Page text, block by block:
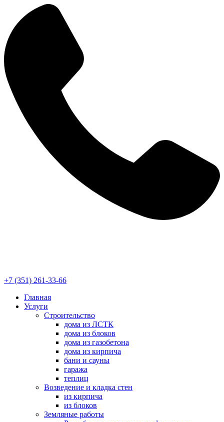
+7 (351) 261-33-66
Главная
Услуги
Строительство
дома из ЛСТК
дома из блоков
дома из газобетона
дома из кирпича
бани и сауны
гаража
теплиц
Возведение и кладка стен
из кирпича
из блоков
Земляные работы